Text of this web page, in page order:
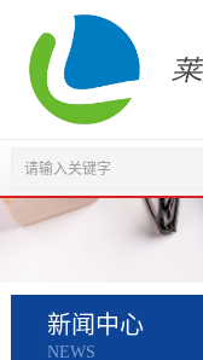
新闻中心
NEWS